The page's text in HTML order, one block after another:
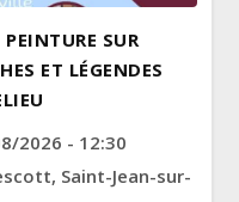
SUR
ET LÉGENDES
2026 - 12:30
Saint-Jean-sur-